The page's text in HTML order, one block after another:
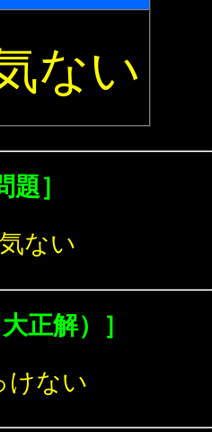
ない
題］
ない
正解）］
けない